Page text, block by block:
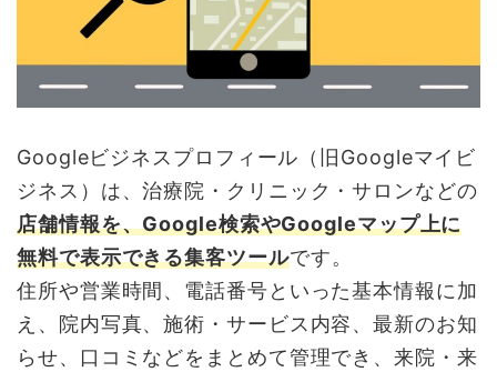
Googleビジネスプロフィール（旧Googleマイビ
ジネス）は、治療院・クリニック・サロンなどの
店舗情報を、Google検索やGoogleマップ上に
無料で表示できる集客ツールです。
住所や営業時間、電話番号といった基本情報に加
え、院内写真、施術・サービス内容、最新のお知
らせ、口コミなどをまとめて管理でき、来院・来